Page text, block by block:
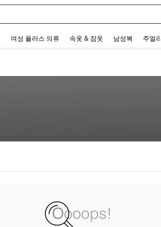
여성 플러스 의류 속옷 & 잠옷 남성복 주얼